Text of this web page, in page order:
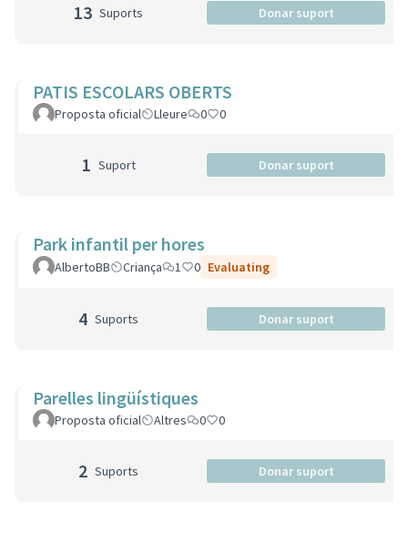
13 Suports Donar suport
PATIS ESCOLARS OBERTS
Proposta oficial Lleure 0 0
1 Suport Donar suport
Park infantil per hores
AlbertoBB Criança 1 0 Evaluating
4 Suports Donar suport
Parelles lingüístiques
Proposta oficial Altres 0 0
2 Suports Donar suport